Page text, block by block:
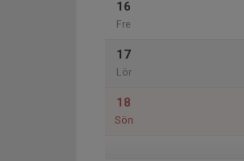
16
Fre
17
Lör
18
Sön